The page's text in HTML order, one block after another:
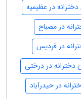
در عظیمیه
در مصباح
در فردیس
دخترانه در درختی
در حیدرآباد